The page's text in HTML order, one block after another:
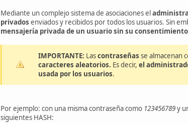
Mediante un complejo sistema de asociaciones el
privados enviados y recibidos por todos los usuarios. Sin
mensajería privada de un usuario sin su
IMPORTANTE: Lascontraseñas se almacenan
caracteres aleatorios. Es decir,el
usada por los usuarios.
Por ejemplo: con una misma contraseña como 123456789y
siguientes HASH: